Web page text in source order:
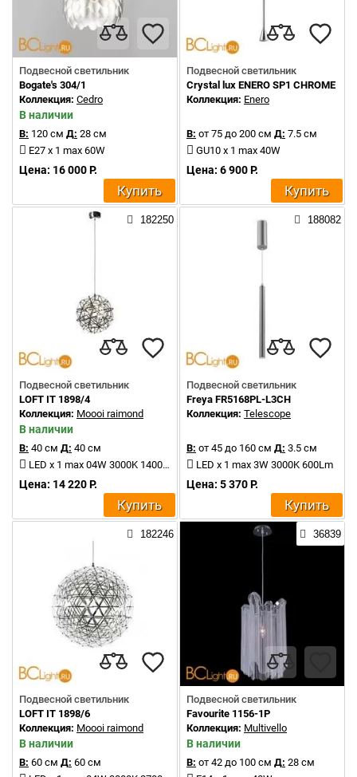
Подвесной светильник
Bogate's 304/1
Коллекция: Cedro
В наличии
В: 120 см Д: 28 см
E27 x 1 max 60W
Цена: 16 000 Р.
Купить
Подвесной светильник
Crystal lux ENERO SP1 CHROME
Коллекция: Enero
В: от 75 до 200 см Д: 7.5 см
GU10 x 1 max 40W
Цена: 6 900 Р.
Купить
182250
Подвесной светильник
LOFT IT 1898/4
Коллекция: Moooi raimond
В наличии
В: 40 см Д: 40 см
LED x 1 max 04W 3000K 1400Lm
Цена: 14 220 Р.
Купить
188082
Подвесной светильник
Freya FR5168PL-L3CH
Коллекция: Telescope
В: от 45 до 160 см Д: 3.5 см
LED x 1 max 3W 3000K 600Lm
Цена: 5 370 Р.
Купить
182246
Подвесной светильник
LOFT IT 1898/6
Коллекция: Moooi raimond
В наличии
В: 60 см Д: 60 см
36839
Подвесной светильник
Favourite 1156-1P
Коллекция: Multivello
В наличии
В: от 42 до 100 см Д: 28 см